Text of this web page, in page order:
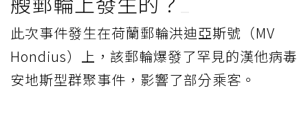
此次事件發生在荷蘭郵輪洪迪亞斯號（MV
Hondius）上，該郵輪爆發了罕見的漢他病毒
安地斯型群聚事件，影響了部分乘客。